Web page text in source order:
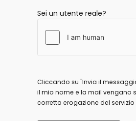
Sei un utente reale?
Cliccando su "Invia il
il mio nome e la mail vengano
corretta erogazione del servizio